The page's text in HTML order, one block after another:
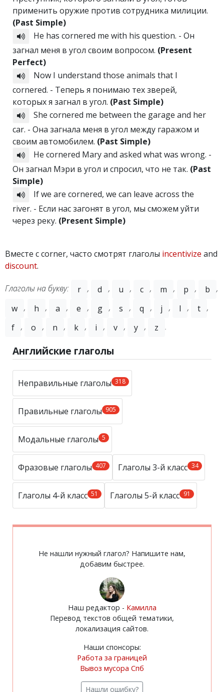
применить оружие против сотрудника милиции.
(Past Simple)
He has cornered me with his question. - Он
загнал меня в угол своим вопросом. (Present
Perfect)
Now I understand those animals that I
cornered. - Теперь я понимаю тех зверей,
которых я загнал в угол. (Past Simple)
She cornered me between the garage and her
car. - Она загнала меня в угол между гаражом и
своим автомобилем. (Past Simple)
He cornered Mary and asked what was wrong. -
Он загнал Мэри в угол и спросил, что не так. (Past
Simple)
If we are cornered, we can leave across the
river. - Если нас загонят в угол, мы сможем уйти
через реку. (Present Simple)
Вместе с corner, часто смотрят глаголы incentivize and
discount.
Глаголы на букву: r , d , u , c , m , p , b
,
w , h , a , e , g , s , q , j , l , t ,
f , o , n , k , i , v , y , z .
Английские глаголы
318
Неправильные глаголы
905
Правильные глаголы
5
Модальные глаголы
407
Фразовые глаголы 34
Глаголы 3-й класс
51
Глаголы 4-й класс 91
Глаголы 5-й класс
Не нашли нужный глагол? Напишите нам,
добавим быстрее.
Наш редактор - Камилла
Перевод текстов общей тематики,
локализация сайтов.
Наши спонсоры:
Работа за границей
Вывоз мусора Спб
Нашли ошибку?